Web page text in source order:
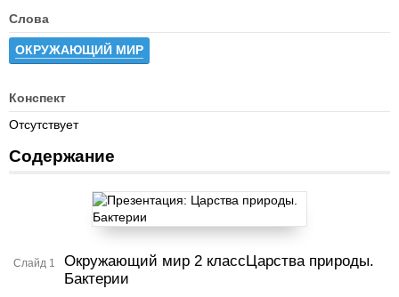
Слова
ОКРУЖАЮЩИЙ МИР
Конспект
Отсутствует
Содержание
Слайд 1
Окружающий мир 2 классЦарства природы.
Бактерии